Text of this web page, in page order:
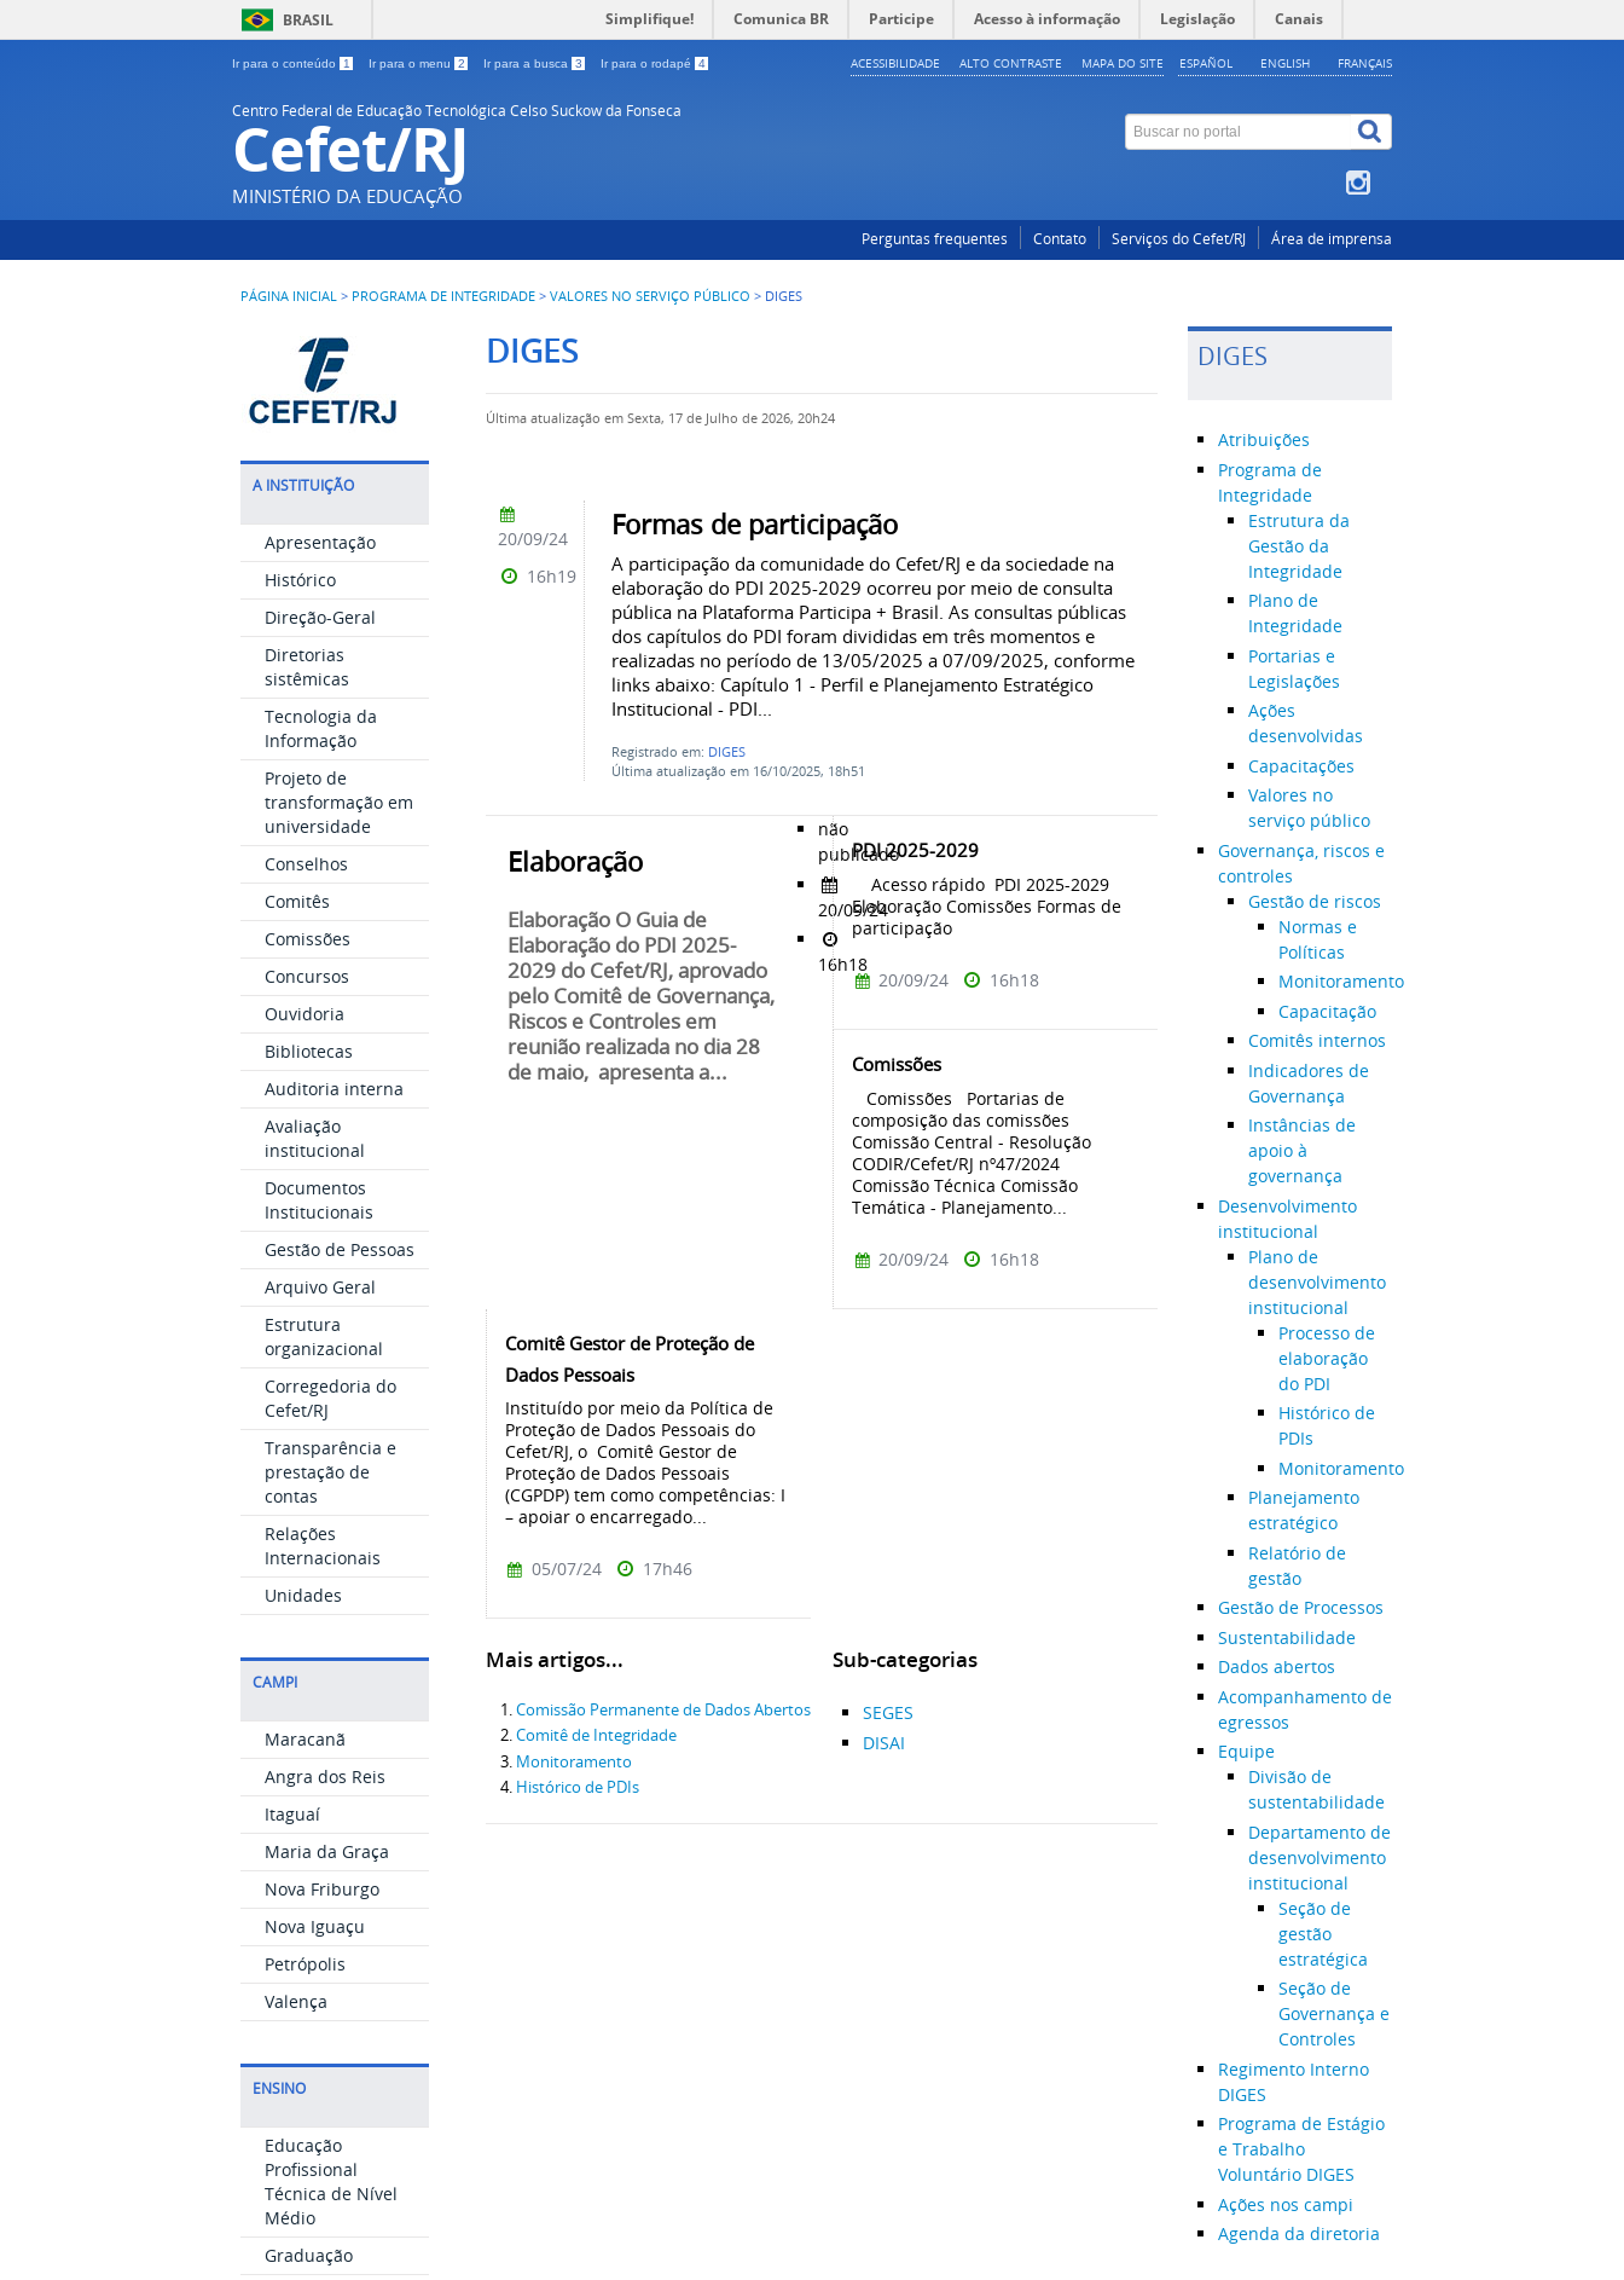
BRASIL Simplifique! Comunica BR Participe Acesso à informação Legislação Canais
Ir para o conteúdo 1 Ir para o menu 2 Ir para a busca 3 Ir para o rodapé 4 ESPAÑOL ENGLISH FRANÇAIS
ACESSIBILIDADE ALTO CONTRASTE MAPA DO SITE
Centro Federal de Educação Tecnológica Celso Suckow da Fonseca
Cefet/RJ
MINISTÉRIO DA EDUCAÇÃO
Perguntas frequentes Contato Serviços do Cefet/RJ Área de imprensa
PÁGINA INICIAL > PROGRAMA DE INTEGRIDADE > VALORES NO SERVIÇO PÚBLICO > DIGES
A INSTITUIÇÃO
Apresentação
Histórico
Direção-Geral
Diretorias
sistêmicas
Tecnologia da
Informação
Projeto de
transformação em
universidade
Conselhos
Comitês
Comissões
Concursos
Ouvidoria
Bibliotecas
Auditoria interna
Avaliação
institucional
Documentos
Institucionais
Gestão de Pessoas
Arquivo Geral
Estrutura
organizacional
Corregedoria do
Cefet/RJ
Transparência e
prestação de
contas
Relações
Internacionais
Unidades
CAMPI
Maracanã
Angra dos Reis
Itaguaí
Maria da Graça
Nova Friburgo
Nova Iguaçu
Petrópolis
Valença
ENSINO
Educação
Profissional
Técnica de Nível
Médio
Graduação
DIGES
Última atualização em Sexta, 17 de Julho de 2026, 20h24
Formas de participação
A participação da comunidade do Cefet/RJ e da sociedade na
elaboração do PDI 2025-2029 ocorreu por meio de consulta
pública na Plataforma Participa + Brasil. As consultas públicas
dos capítulos do PDI foram divididas em três momentos e
realizadas no período de 13/05/2025 a 07/09/2025, conforme
links abaixo: Capítulo 1 - Perfil e Planejamento Estratégico
Institucional - PDI...
Registrado em: DIGES
Última atualização em 16/10/2025, 18h51
20/09/24
16h19
Elaboração
Elaboração O Guia de
Elaboração do PDI 2025-
2029 do Cefet/RJ, aprovado
pelo Comitê de Governança,
Riscos e Controles em
reunião realizada no dia 28
de maio, apresenta a...
não
publicado
20/09/24
16h18
PDI 2025-2029
Acesso rápido PDI 2025-2029
Elaboração Comissões Formas de
participação
20/09/24 16h18
Comissões
Comissões Portarias de
composição das comissões
Comissão Central - Resolução
CODIR/Cefet/RJ nº47/2024
Comissão Técnica Comissão
Temática - Planejamento...
20/09/24 16h18
Comitê Gestor de Proteção de
Dados Pessoais
Instituído por meio da Política de
Proteção de Dados Pessoais do
Cefet/RJ, o Comitê Gestor de
Proteção de Dados Pessoais
(CGPDP) tem como competências: I
– apoiar o encarregado...
05/07/24 17h46
Mais artigos...
Comissão Permanente de Dados Abertos
Comitê de Integridade
Monitoramento
Histórico de PDIs
Sub-categorias
SEGES
DISAI
DIGES
Atribuições
Programa de
Integridade
Estrutura da
Gestão da
Integridade
Plano de
Integridade
Portarias e
Legislações
Ações
desenvolvidas
Capacitações
Valores no
serviço público
Governança, riscos e
controles
Gestão de riscos
Normas e
Políticas
Monitoramento
Capacitação
Comitês internos
Indicadores de
Governança
Instâncias de
apoio à
governança
Desenvolvimento
institucional
Plano de
desenvolvimento
institucional
Processo de
elaboração
do PDI
Histórico de
PDIs
Monitoramento
Planejamento
estratégico
Relatório de
gestão
Gestão de Processos
Sustentabilidade
Dados abertos
Acompanhamento de
egressos
Equipe
Divisão de
sustentabilidade
Departamento de
desenvolvimento
institucional
Seção de
gestão
estratégica
Seção de
Governança e
Controles
Regimento Interno
DIGES
Programa de Estágio
e Trabalho
Voluntário DIGES
Ações nos campi
Agenda da diretoria